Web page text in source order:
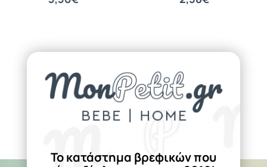
Το κατάστημα βρεφικών που